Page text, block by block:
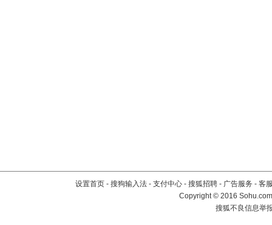
设置首页 - 搜狗输入法 - 支付中心 - 搜狐招聘 - 广告服务 - 客
Copyright©2016
搜狐不良信息举